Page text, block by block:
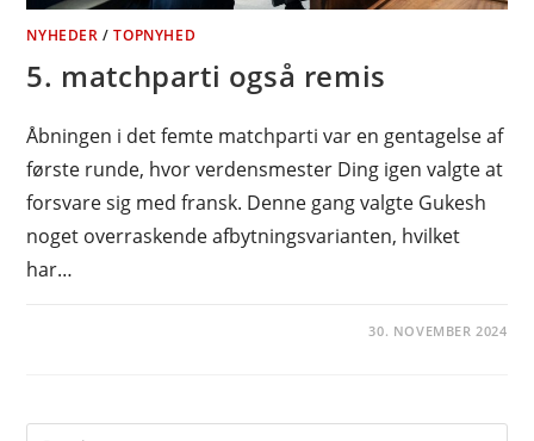
NYHEDER /TOPNYHED
5. matchparti også remis
Åbningen i det femte matchparti var en gentagelse af
første runde, hvor verdensmester Ding igen valgte at
forsvare sig med fransk. Denne gang valgte Gukesh
noget overraskende afbytningsvarianten, hvilket
har…
30. NOVEMBER 2024